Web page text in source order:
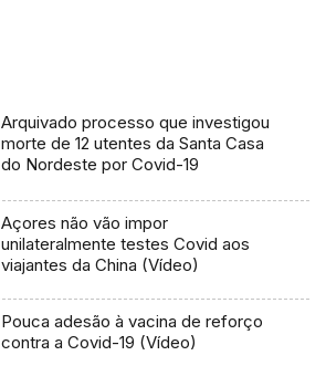
Arquivado processo que investigou
morte de 12 utentes da Santa Casa
do Nordeste por Covid-19
Açores não vão impor
unilateralmente testes Covid aos
viajantes da China (Vídeo)
Pouca adesão à vacina de reforço
contra a Covid-19 (Vídeo)